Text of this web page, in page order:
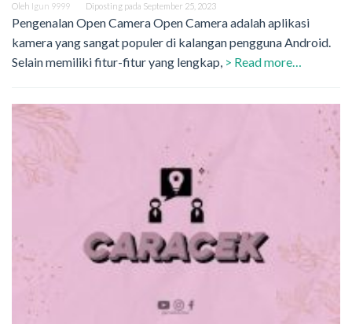
Oleh Igun 9999 Diposting pada September 25, 2023
Pengenalan Open Camera Open Camera adalah aplikasi
kamera yang sangat populer di kalangan pengguna Android.
Selain memiliki fitur-fitur yang lengkap, > Read more…